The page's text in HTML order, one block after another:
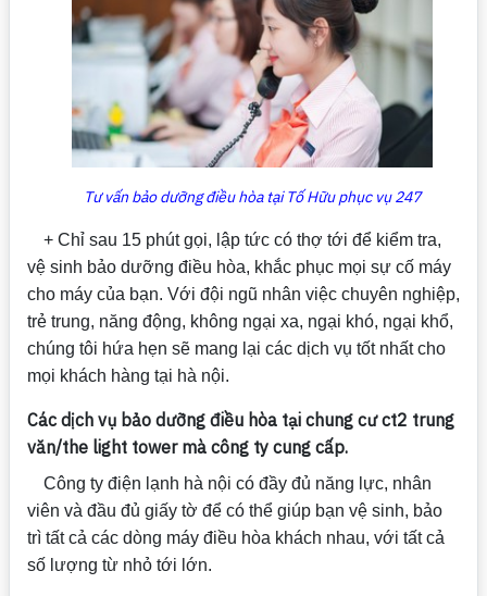
Tư vấn bảo dưỡng điều hòa tại Tố Hữu phục vụ 247
+ Chỉ sau 15 phút gọi, lập tức có thợ tới để kiểm tra,
vệ sinh bảo dưỡng điều hòa, khắc phục mọi sự cố máy
cho máy của bạn. Với đội ngũ nhân việc chuyên nghiệp,
trẻ trung, năng động, không ngại xa, ngại khó, ngại khổ,
chúng tôi hứa hẹn sẽ mang lại các dịch vụ tốt nhất cho
mọi khách hàng tại hà nội.
Các dịch vụ bảo dưỡng điều hòa tại chung cư ct2 trung
văn/the light tower mà công ty cung cấp.
Công ty điện lạnh hà nội có đầy đủ năng lực, nhân
viên và đầu đủ giấy tờ để có thể giúp bạn vệ sinh, bảo
trì tất cả các dòng máy điều hòa khách nhau, với tất cả
số lượng từ nhỏ tới lớn.